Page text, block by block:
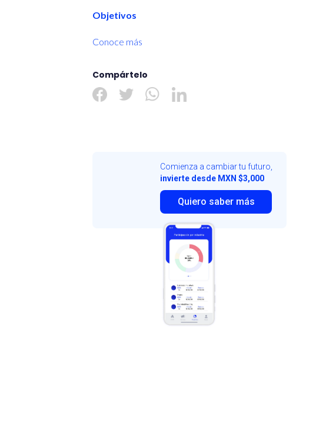
Objetivos
Conoce más
Compártelo
Comienza a cambiar tu futuro,
invierte desde MXN $3,000
Quiero saber más